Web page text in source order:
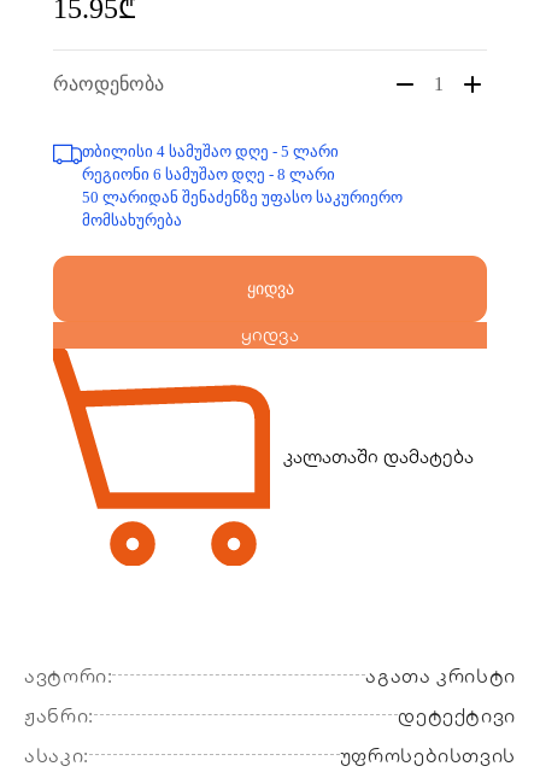
15.95₾
რაოდენობა 1
თბილისი 4 სამუშაო დღე - 5 ლარი
რეგიონი 6 სამუშაო დღე - 8 ლარი
50 ლარიდან შენაძენზე უფასო საკურიერო
მომსახურება
ყიდვა
ყიდვა
კალათაში დამატება
ავტორი:
აგათა კრისტი
ჟანრი:
დეტექტივი
ასაკი:
უფროსებისთვის